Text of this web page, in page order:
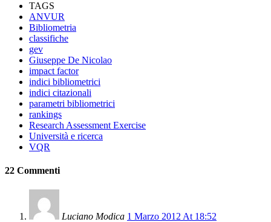
TAGS
ANVUR
Bibliometria
classifiche
gev
Giuseppe De Nicolao
impact factor
indici bibliometrici
indici citazionali
parametri bibliometrici
rankings
Research Assessment Exercise
Università e ricerca
VQR
22 Commenti
Luciano Modica 1 Marzo 2012 At 18:52